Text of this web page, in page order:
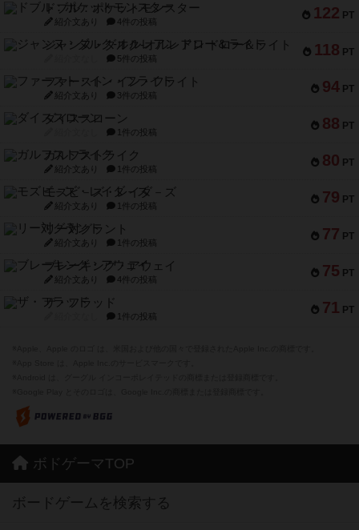
122 PT
ドブル：ポケットモンスター
紹介文あり 4件の投稿
118 PT
ジャンヌ・ダルク-オルレアン ドロー＆ライト
5件の投稿
94 PT
ファースト・イン・フライト
紹介文あり 3件の投稿
88 PT
ダイススローン
1件の投稿
80 PT
ガルフストライク
紹介文あり 1件の投稿
79 PT
モズビ－ズ・レイダ－ズ
紹介文あり 1件の投稿
77 PT
リー対グラント
紹介文あり 1件の投稿
75 PT
ブレーキング・アウェイ
紹介文あり 4件の投稿
71 PT
ザ・フラッド
1件の投稿
ボドゲーマTOP
ボードゲームを検索する